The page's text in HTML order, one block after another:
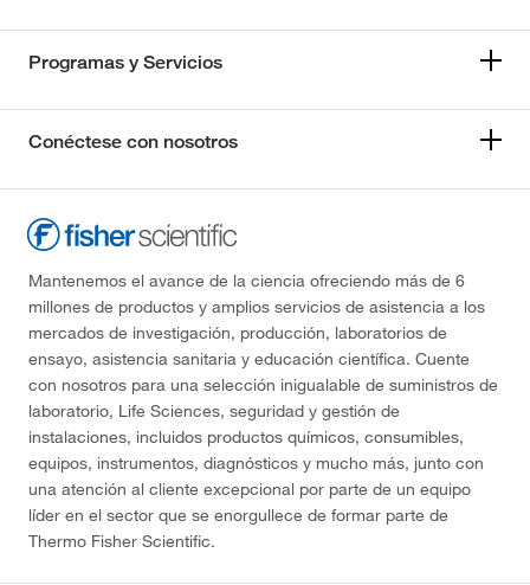
Programas y Servicios
Conéctese con nosotros
Mantenemos el avance de la ciencia ofreciendo más de 6
millones de productos y amplios servicios de asistencia a los
mercados de investigación, producción, laboratorios de
ensayo, asistencia sanitaria y educación científica. Cuente
con nosotros para una selección inigualable de suministros de
laboratorio, Life Sciences, seguridad y gestión de
instalaciones, incluidos productos químicos, consumibles,
equipos, instrumentos, diagnósticos y mucho más, junto con
una atención al cliente excepcional por parte de un equipo
líder en el sector que se enorgullece de formar parte de
Thermo Fisher Scientific.